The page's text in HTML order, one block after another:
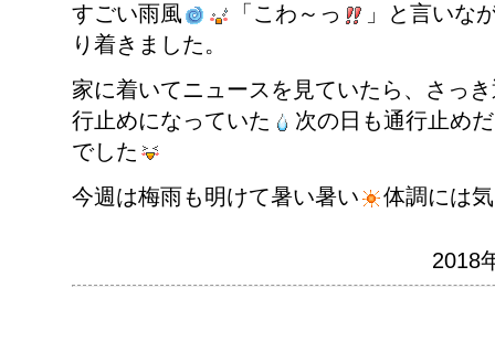
すごい雨風
「こわ～っ
」と言いな
り着きました。
家に着いてニュースを見ていたら、さっ
行止めになっていた
次の日も通行止め
でした
今週は梅雨も明けて暑い暑い
体調には
2018